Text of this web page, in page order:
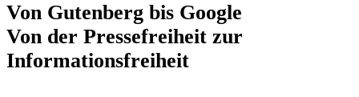
Von Gutenberg bis Google
Von der Pressefreiheit zur
Informationsfreiheit